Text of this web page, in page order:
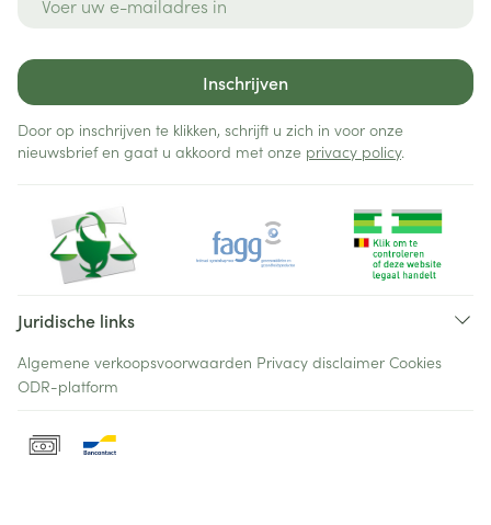
Inschrijven
Door op inschrijven te klikken, schrijft u zich in voor onze
nieuwsbrief en gaat u akkoord met onze privacy policy.
Juridische links
Algemene verkoopsvoorwaarden Privacy disclaimer Cookies
ODR-platform